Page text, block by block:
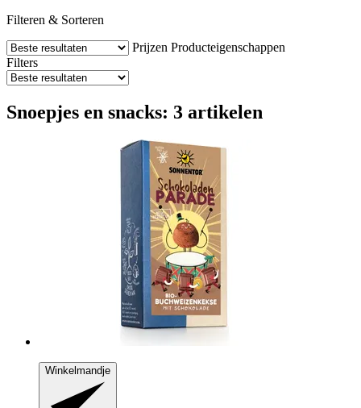
Filteren & Sorteren
Prijzen Producteigenschappen
Filters
Snoepjes en snacks: 3 artikelen
Winkelmandje